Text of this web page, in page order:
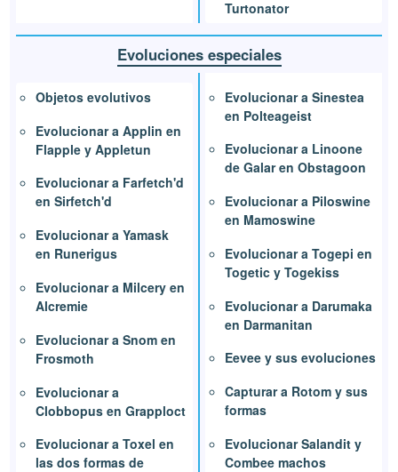
Turtonator
Evoluciones especiales
Objetos evolutivos
Evolucionar a Applin en
Flapple y Appletun
Evolucionar a Farfetch'd
en Sirfetch'd
Evolucionar a Yamask
en Runerigus
Evolucionar a Milcery en
Alcremie
Evolucionar a Snom en
Frosmoth
Evolucionar a
Clobbopus en Grapploct
Evolucionar a Toxel en
las dos formas de
Evolucionar a Sinestea
en Polteageist
Evolucionar a Linoone
de Galar en Obstagoon
Evolucionar a Piloswine
en Mamoswine
Evolucionar a Togepi en
Togetic y Togekiss
Evolucionar a Darumaka
en Darmanitan
Eevee y sus evoluciones
Capturar a Rotom y sus
formas
Evolucionar Salandit y
Combee machos